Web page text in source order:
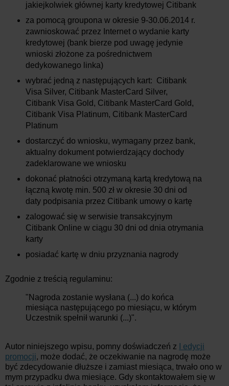
jakiejkolwiek głównej karty kredytowej Citibank
za pomocą groupona w okresie 9-30.06.2014 r.
zawnioskować przez Internet o wydanie karty
kredytowej (bank bierze pod uwagę jedynie
wnioski złożone za pośrednictwem
dedykowanego linka)
wybrać jedną z następujących kart: Citibank
Visa Silver, Citibank MasterCard Silver,
Citibank Visa Gold, Citibank MasterCard Gold,
Citibank Visa Platinum, Citibank MasterCard
Platinum
dostarczyć do wniosku, wymagany przez bank,
aktualny dokument potwierdzający dochody
zadeklarowane we wniosku
dokonać płatności otrzymaną kartą kredytową na
łączną kwotę min. 500 zł w okresie 30 dni od
daty podpisania przez Citibank umowy o kartę
zalogować się w serwisie transakcyjnym
Citibank Online w ciągu 30 dni od dnia otrymania
karty
posiadać kartę w dniu przyznania nagrody
Zgodnie z treścią regulaminu:
"Nagroda zostanie wysłana (...) do końca
miesiąca następującego po miesiącu, w którym
Uczestnik spełnił warunki (...)".
Autor niniejszego wpisu, pomny doświadczeń z
I edycji
promocji, może dodać, że oczekiwanie na nagrodę może
być zdecydowanie dłuższe i zamiast miesiąca, trwało ono w
mym przypadku dwa miesiące. Gdy skontaktowałem się w